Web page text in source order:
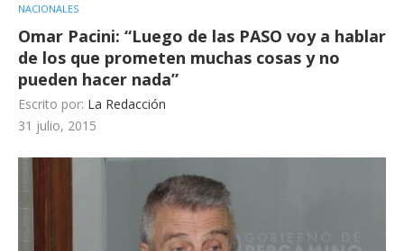
NACIONALES
Omar Pacini: “Luego de las PASO voy a hablar
de los que prometen muchas cosas y no
pueden hacer nada”
Escrito por: La Redacción
31 julio, 2015